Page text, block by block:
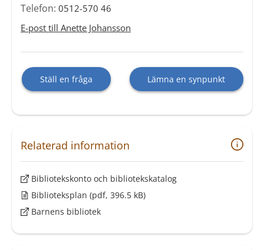
Telefon: 0512-570 46
E-post till Anette Johansson
Ställ en fråga Lämna en synpunkt
Relaterad information
Bibliotekskonto och bibliotekskatalog
Biblioteksplan (pdf, 396.5 kB)
Barnens bibliotek